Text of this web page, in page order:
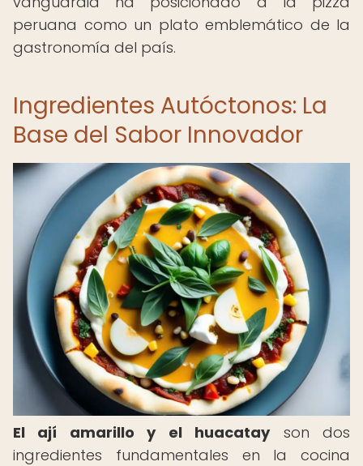
peruana como un plato emblemático de la
gastronomía del país.
Ingredientes Autóctonos: La
Base del Sabor Innovador
El ají amarillo y el huacatayson dos
ingredientes fundamentales en la cocina